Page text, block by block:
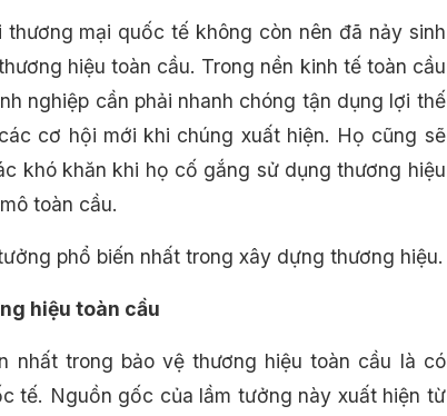
thương mại quốc tế không còn nên đã nảy sinh
hiệu toàn cầu. Trong nền kinh tế toàn cầu
nghiệp cần phải nhanh chóng tận dụng lợi thế
cơ hội mới khi chúng xuất hiện. Họ cũng sẽ
khó khăn khi họ cố gắng sử dụng thương hiệu
toàn cầu.
phổ biến nhất trong xây dựng thương hiệu.
hiệu toàn cầu
nhất trong bảo vệ thương hiệu toàn cầu là có
tế. Nguồn gốc của lầm tưởng này xuất hiện từ